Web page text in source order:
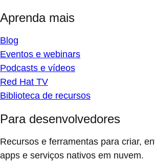
Aprenda mais
Blog
Eventos e webinars
Podcasts e vídeos
Red Hat TV
Biblioteca de recursos
Para desenvolvedores
Recursos e ferramentas para criar,
apps e serviços nativos em nuvem.